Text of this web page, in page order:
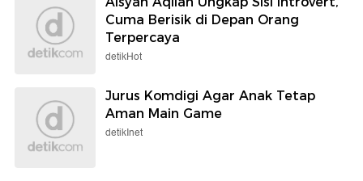
Cuma Berisik di Depan Orang
Terpercaya
detikHot
Jurus Komdigi Agar Anak Tetap
Aman Main Game
detikInet